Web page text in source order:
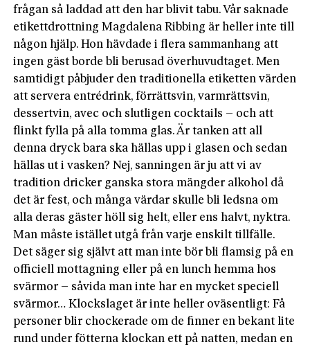
frågan så laddad att den har blivit tabu. Vår saknade
etikettdrottning Magdalena Ribbing är heller inte till
någon hjälp. Hon hävdade i flera sammanhang att
ingen gäst borde bli berusad överhuvudtaget. Men
samtidigt påbjuder den traditionella etiketten värden
att servera entrédrink, förrättsvin, varmrättsvin,
dessertvin, avec och slutligen cocktails – och att
flinkt fylla på alla tomma glas. Är tanken att all
denna dryck bara ska hällas upp i glasen och sedan
hällas ut i vasken? Nej, sanningen är ju att vi av
tradition dricker ganska stora mängder alkohol då
det är fest, och många värdar skulle bli ledsna om
alla deras gäster höll sig helt, eller ens halvt, nyktra.
Man måste istället utgå från varje enskilt tillfälle.
Det säger sig självt att man inte bör bli flamsig på en
officiell mottagning eller på en lunch hemma hos
svärmor – såvida man inte har en mycket speciell
svärmor… Klockslaget är inte heller oväsentligt: Få
personer blir chockerade om de finner en bekant lite
rund under fötterna klockan ett på natten, medan en